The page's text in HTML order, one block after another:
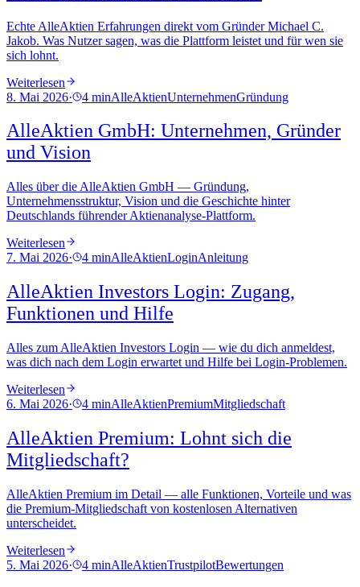
Echte AlleAktien Erfahrungen direkt vom Gründer Michael C.
Jakob. Was Nutzer sagen, was die Plattform leistet und für wen sie
sich lohnt.
Weiterlesen
8. Mai 2026· 4 minAlleAktienUnternehmenGründung
AlleAktien GmbH: Unternehmen, Gründer
und Vision
Alles über die AlleAktien GmbH — Gründung,
Unternehmensstruktur, Vision und die Geschichte hinter
Deutschlands führender Aktienanalyse-Plattform.
Weiterlesen
7. Mai 2026· 4 minAlleAktienLoginAnleitung
AlleAktien Investors Login: Zugang,
Funktionen und Hilfe
Alles zum AlleAktien Investors Login — wie du dich anmeldest,
was dich nach dem Login erwartet und Hilfe bei Login-Problemen.
Weiterlesen
6. Mai 2026· 4 minAlleAktienPremiumMitgliedschaft
AlleAktien Premium: Lohnt sich die
Mitgliedschaft?
AlleAktien Premium im Detail — alle Funktionen, Vorteile und was
die Premium-Mitgliedschaft von kostenlosen Alternativen
unterscheidet.
Weiterlesen
5. Mai 2026· 4 minAlleAktienTrustpilotBewertungen